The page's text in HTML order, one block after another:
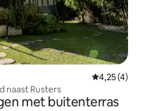
4,25 (4)
naast Rusters
met buitenterras